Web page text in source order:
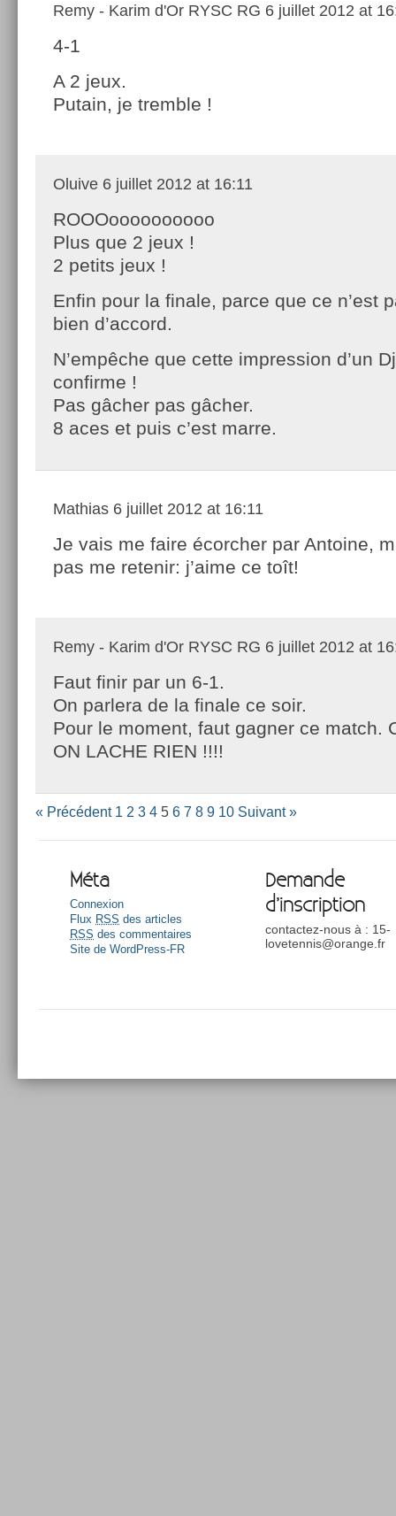
Remy - Karim d'Or RYSC RG 6 juillet 2012 at
4-1
A 2 jeux.
Putain, je tremble !
Oluive 6 juillet 2012 at 16:11
ROOOoooooooooo
Plus que 2 jeux !
2 petits jeux !
Enfin pour la finale, parce que ce n’est
bien d’accord.
N’empêche que cette impression d’un
confirme !
Pas gâcher pas gâcher.
8 aces et puis c’est marre.
Mathias 6 juillet 2012 at 16:11
Je vais me faire écorcher par Antoine,
pas me retenir: j’aime ce toît!
Remy - Karim d'Or RYSC RG 6 juillet 2012 at
Faut finir par un 6-1.
On parlera de la finale ce soir.
Pour le moment, faut gagner ce match.
ON LACHE RIEN !!!!
« Précédent 1 2 3 4 5 6 7 8 9 10 Suivant »
Méta
Connexion
Flux RSS des articles
RSS des commentaires
Site de WordPress-FR
Demande
d’inscription
contactez-nous à : 15-
lovetennis@orange.fr